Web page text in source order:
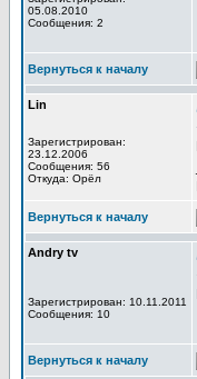
05.08.2010
Сообщения: 2
Вернуться к началу
Lin
Зарегистрирован:
23.12.2006
Сообщения: 56
Откуда: Орёл
Вернуться к началу
Andry tv
Зарегистрирован: 10.11.2011
Сообщения: 10
Вернуться к началу